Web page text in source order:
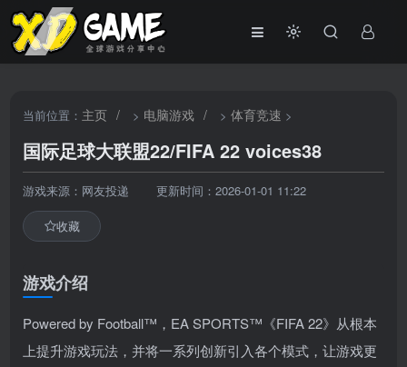
当前位置： 主页 / > 电脑游戏 / >体育竞速 >
国际足球大联盟22/FIFA 22 voices38
游戏来源：网友投递 更新时间：2026-01-01 11:22
收藏
游戏介绍
Powered by Football™，EA SPORTS™《FIFA 22》从根本
上提升游戏玩法，并将一系列创新引入各个模式，让游戏更